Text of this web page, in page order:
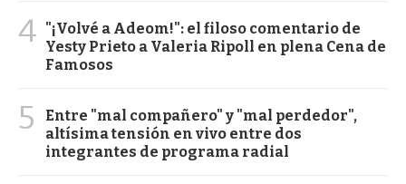
4 "¡Volvé a Adeom!": el filoso comentario de
Yesty Prieto a Valeria Ripoll en plena Cena de
Famosos
5
Entre "mal compañero" y "mal perdedor",
altísima tensión en vivo entre dos
integrantes de programa radial